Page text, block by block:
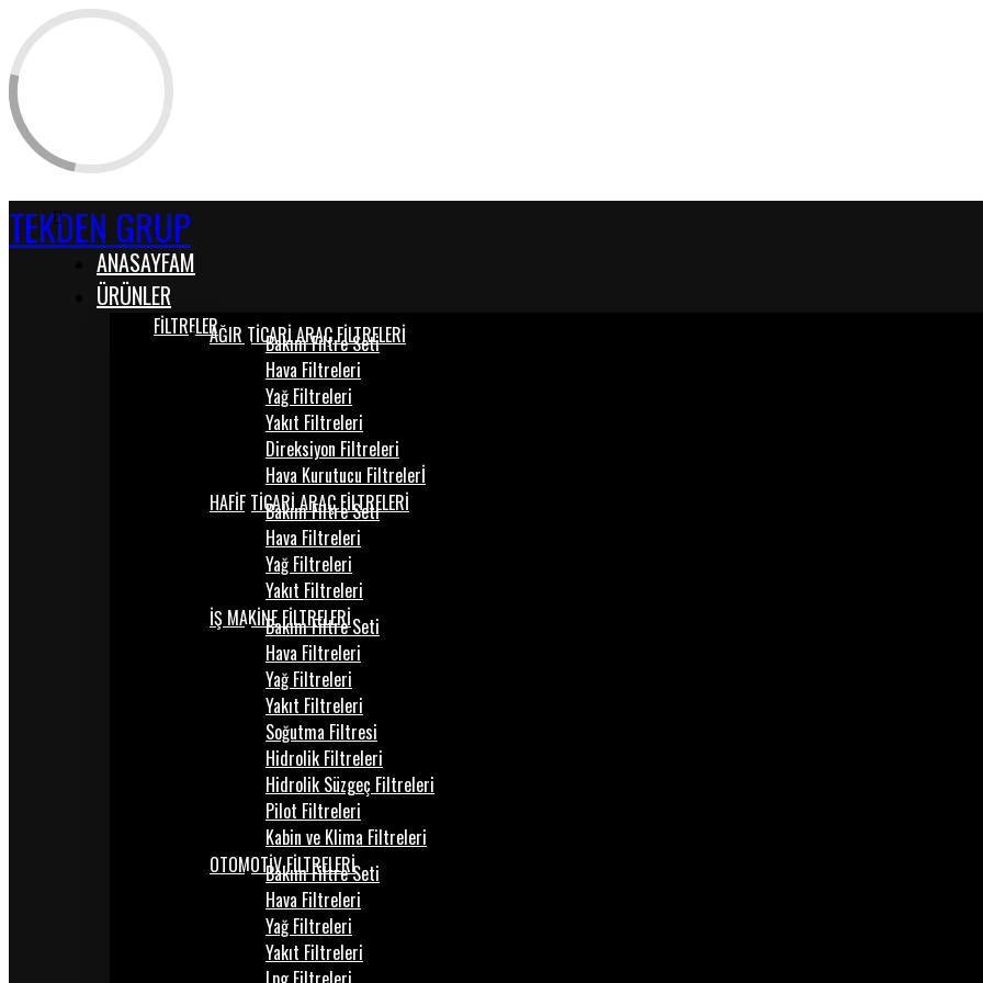
TEKDEN GRUP
ANASAYFAM
ÜRÜNLER
FİLTRELERAĞIR TİCARİ ARAÇ FİLTRELERİ
Bakım Filtre Seti
Hava Filtreleri
Yağ Filtreleri
Yakıt Filtreleri
Direksiyon Filtreleri
Hava Kurutucu Filtrelerİ
HAFİF TİCARİ ARAÇ FİLTRELERİ
Bakım Filtre Seti
Hava Filtreleri
Yağ Filtreleri
Yakıt Filtreleri
İŞ MAKİNE FİLTRELERİ
Bakım Filtre Seti
Hava Filtreleri
Yağ Filtreleri
Yakıt Filtreleri
Soğutma Filtresi
Hidrolik Filtreleri
Hidrolik Süzgeç Filtreleri
Pilot Filtreleri
Kabin ve Klima Filtreleri
OTOMOTİV FİLTRELERİ
Bakım Filtre Seti
Hava Filtreleri
Yağ Filtreleri
Yakıt Filtreleri